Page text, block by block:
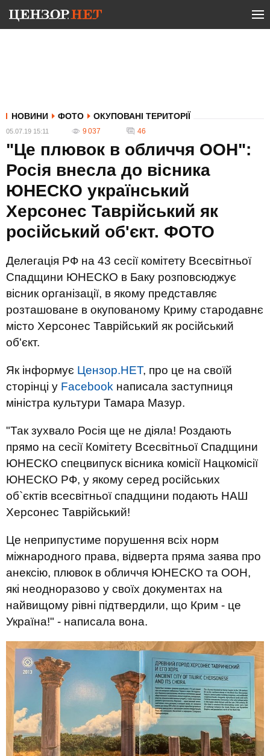
НОВИНИ ФОТО ОКУПОВАНІ ТЕРИТОРІЇ
05.07.19 15:11 9 037 46
"Це плювок в обличчя ООН":
Росія внесла до вісника
ЮНЕСКО український
Херсонес Таврійський як
російський об'єкт. ФОТО
Делегація РФ на 43 сесії комітету Всесвітньої
Спадщини ЮНЕСКО в Баку розповсюджує
вісник організації, в якому представляє
розташоване в окупованому Криму стародавнє
місто Херсонес Таврійський як російський
об'єкт.
Як інформує Цензор.НЕТ, про це на своїй
сторінці у Facebook написала заступниця
міністра культури Тамара Мазур.
"Так зухвало Росія ще не діяла! Роздають
прямо на сесії Комітету Всесвітньої Спадщини
ЮНЕСКО спецвипуск вісника комісії Нацкомісії
ЮНЕСКО РФ, у якому серед російських
об`єктів всесвітньої спадщини подають НАШ
Херсонес Таврійський!
Це неприпустиме порушення всіх норм
міжнародного права, відверта пряма заява про
анексію, плювок в обличчя ЮНЕСКО та ООН,
які неодноразово у своїх документах на
найвищому рівні підтвердили, що Крим - це
Україна!" - написала вона.